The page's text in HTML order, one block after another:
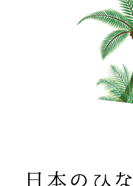
日本のひなた 宮崎県